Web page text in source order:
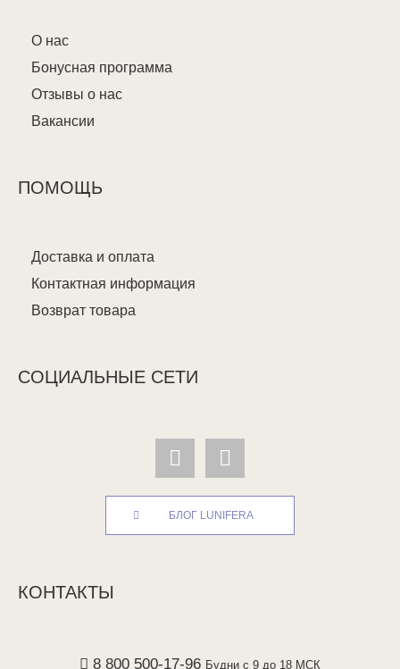
О нас
Бонусная программа
Отзывы о нас
Вакансии
ПОМОЩЬ
Доставка и оплата
Контактная информация
Возврат товара
СОЦИАЛЬНЫЕ СЕТИ
БЛОГ LUNIFERA
КОНТАКТЫ
8 800 500-17-96 Будни с 9 до 18 МСК